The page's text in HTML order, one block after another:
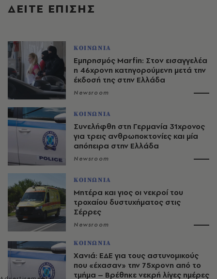
ΔΕΙΤΕ ΕΠΙΣΗΣ
ΚΟΙΝΩΝΙΑ
Εμπρησμός Marfin: Στον εισαγγελέα
η 46χρονη κατηγορούμενη μετά την
έκδοσή της στην Ελλάδα
Newsroom
ΚΟΙΝΩΝΙΑ
Συνελήφθη στη Γερμανία 31χρονος
για τρεις ανθρωποκτονίες και μία
απόπειρα στην Ελλάδα
Newsroom
ΚΟΙΝΩΝΙΑ
Μητέρα και γιος οι νεκροί του
τροχαίου δυστυχήματος στις
Σέρρες
Newsroom
ΚΟΙΝΩΝΙΑ
Χανιά: ΕΔΕ για τους αστυνομικούς
που «έχασαν» την 75χρονη από το
τμήμα – Βρέθηκε νεκρή λίγες ημέρες